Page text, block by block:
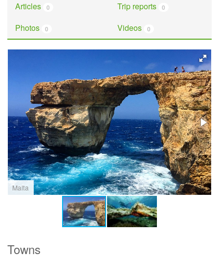
Articles 0 Trip reports 0
Photos 0 Videos 0
Malta
Towns